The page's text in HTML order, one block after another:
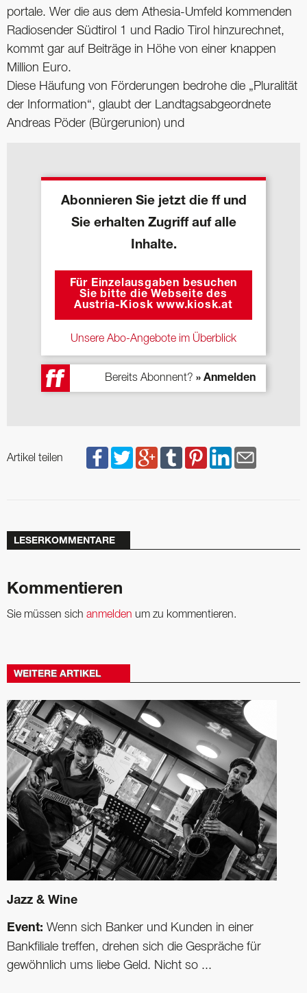
portale. Wer die aus dem Athesia-Umfeld kommenden
Radiosender Südtirol 1 und Radio Tirol hinzurechnet,
kommt gar auf Beiträge in Höhe von einer knappen
Million Euro.
Diese Häufung von Förderungen bedrohe die „Pluralität
der Information“, glaubt der Landtagsabgeordnete
Andreas Pöder (Bürgerunion) und
Abonnieren Sie jetzt die ff und
Sie erhalten Zugriff auf alle
Inhalte.
Für Einzelausgaben besuchen
Sie bitte die Webseite des
Austria-Kiosk www.kiosk.at
Unsere Abo-Angebote im Überblick
Bereits Abonnent? » Anmelden
Artikel teilen
LESERKOMMENTARE
Kommentieren
Sie müssen sich anmelden um zu kommentieren.
WEITERE ARTIKEL
Jazz & Wine
Event: Wenn sich Banker und Kunden in einer
Bankfiliale treffen, drehen sich die Gespräche für
gewöhnlich ums liebe Geld. Nicht so ...